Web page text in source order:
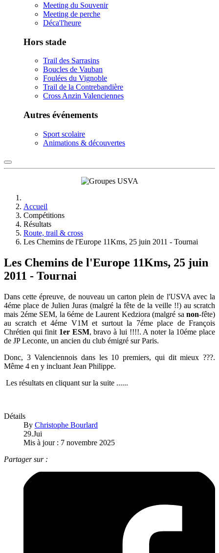
Meeting du Souvenir
Meeting de perche
Déca'l'heure
Hors stade
Trail des Sarrasins
Boucles de Vauban
Foulées du Vignoble
Trail de la Contrebandière
Cross Anzin Valenciennes
Autres événements
Sport scolaire
Animations & découvertes
Accueil
Compétitions
Résultats
Route, trail & cross
Les Chemins de l'Europe 11Kms, 25 juin 2011 - Tournai
Les Chemins de l'Europe 11Kms, 25 juin
2011 - Tournai
Dans cette épreuve, de nouveau un carton plein de l'USVA avec la
4éme place de Julien Juras (malgré la fête de la veille !!) au scratch
mais 2éme SEM, la 6éme de Laurent Kedziora (malgré sa non-fête)
au scratch et 4éme V1M et surtout la 7éme place de François
Chrétien qui finit 1er ESM, bravo à lui !!!!. A noter la 10éme place
de JP Leconte, un ancien du club émigré sur Paris.
Donc, 3 Valenciennois dans les 10 premiers, qui dit mieux ???.
Même 4 en y incluant Jean Philippe.
Les résultats en cliquant sur la suite ......
Détails
By Christophe Bourlard
29.Jui
Mis à jour : 7 novembre 2025
Partager sur :